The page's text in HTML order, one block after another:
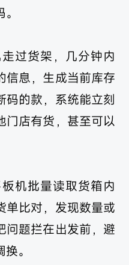
过货架，几分钟内
信息，生成当前库存
码的款，系统能立刻
门店有货，甚至可以
机批量读取货箱内
单比对，发现数量或
问题拦在出发前，避
。